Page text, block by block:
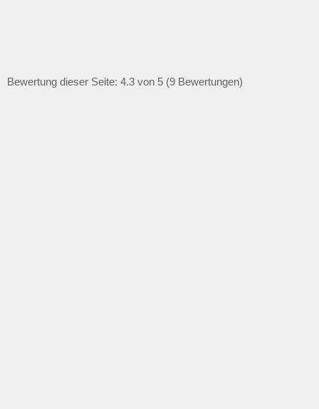
Bewertung dieser Seite: 4.3 von 5 (9 Bewertungen)